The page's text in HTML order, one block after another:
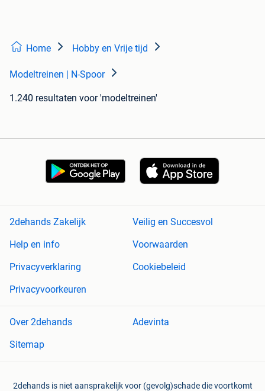
Home Hobby en Vrije tijd
Modeltreinen | N-Spoor
1.240 resultaten voor 'modeltreinen'
2dehands Zakelijk
Veilig en Succesvol
Help en info
Voorwaarden
Privacyverklaring
Cookiebeleid
Privacyvoorkeuren
Over 2dehands
Adevinta
Sitemap
2dehands is niet aansprakelijk voor (gevolg)schade die voortkomt